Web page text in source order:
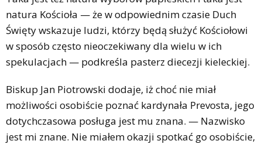
natura Kościoła — że w odpowiednim czasie Duch
Święty wskazuje ludzi, którzy będą służyć Kościołowi
w sposób często nieoczekiwany dla wielu w ich
spekulacjach — podkreśla pasterz diecezji kieleckiej.
Biskup Jan Piotrowski dodaje, iż choć nie miał
możliwości osobiście poznać kardynała Prevosta, jego
dotychczasowa posługa jest mu znana. — Nazwisko
jest mi znane. Nie miałem okazji spotkać go osobiście,